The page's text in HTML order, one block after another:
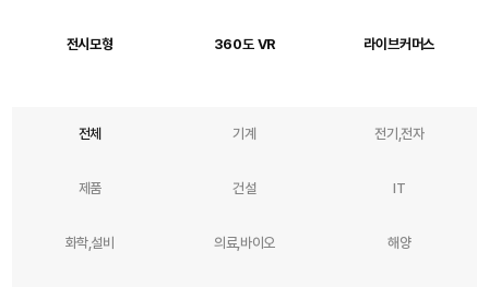
전시모형 360도 VR 라이브커머스
전체 기계 전기,전자
제품 건설 IT
화학,설비 의료,바이오 해양